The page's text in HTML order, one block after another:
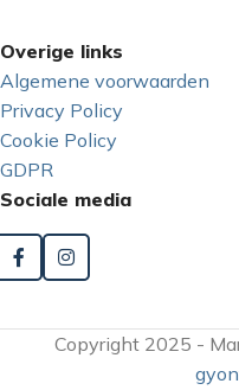
Overige links
Algemene voorwaarden
Privacy Policy
Cookie Policy
GDPR
Sociale media
Copyright 2025 -